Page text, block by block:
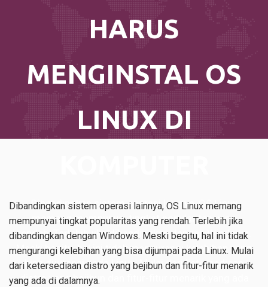
HARUS
MENGINSTAL OS
LINUX DI
Dibandingkan sistem operasi lainnya, OS Linux
memang mempunyai tingkat popularitas yang
rendah. Terlebih jika dibandingkan dengan Windows.
Meski begitu, hal ini tidak mengurangi kelebihan yang
bisa dijumpai pada Linux. Mulai dari ketersediaan
distro yang bejibun dan fitur-fitur menarik yang ada
Dibandingkan sistem operasi lainnya, OS Linux memang
mempunyai tingkat popularitas yang rendah. Terlebih jika
dibandingkan dengan Windows. Meski begitu, hal ini tidak
mengurangi kelebihan yang bisa dijumpai pada Linux. Mulai
dari ketersediaan distro yang bejibun dan fitur-fitur menarik
yang ada di dalamnya.